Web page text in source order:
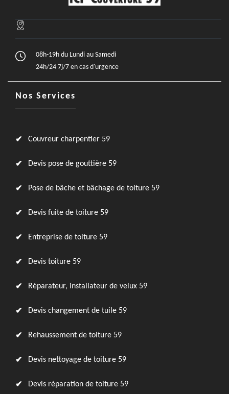
08h-19h du Lundi au Samedi
24h/24 7j/7 en cas d'urgence
Nos Services
Couvreur charpentier 59
Devis pose de gouttière 59
Pose de bâche et bâchage de toiture 59
Devis fuite de toiture 59
Entreprise de toiture 59
Devis toiture 59
Réparateur, installateur de velux 59
Devis changement de tuile 59
Rehaussement de toiture 59
Devis nettoyage de toiture 59
Devis réparation de toiture 59